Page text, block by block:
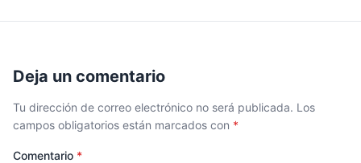
Deja un comentario
Tu dirección de correo electrónico no será publicada. Los
campos obligatorios están marcados con *
Comentario *